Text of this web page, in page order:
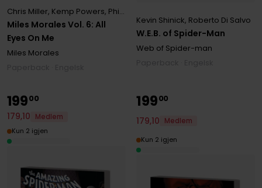
Miles Morales Vol. 6: All
Eyes On Me
Chris Miller, Kemp Powers, Phil Lord
Miles Morales
W.E.B. of Spider-Man
Kevin Shinick, Roberto Di Salvo
Web of Spider-man
19900
179,10
Medlem
Kun 2 igjen
19900
179,10 Medlem
Kun 2 igjen